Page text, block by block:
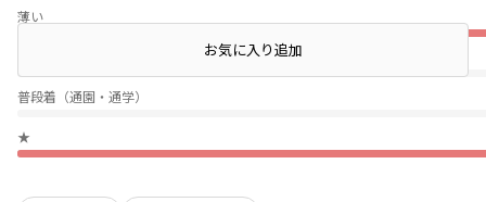
薄い
普段着（通園・通学）
★
店頭在庫を確認するお気に入り追加